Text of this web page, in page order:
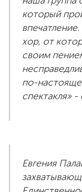
который
хор, от
своим
по-
спектакля»
Евгения